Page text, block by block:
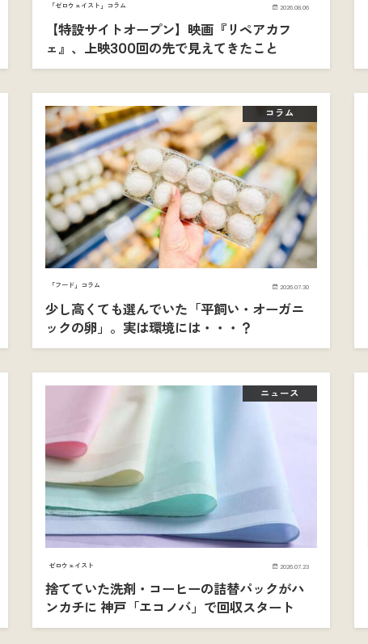
「ゼロウェイスト」コラム 2026.08.06
【特設サイトオープン】映画『リペアカフ
ェ』、上映300回の先で見えてきたこと
コラム
「フード」コラム 2026.07.30
少し高くても選んでいた「平飼い・オーガニ
ックの卵」。実は環境には・・・？
ニュース
ゼロウェイスト 2026.07.23
捨てていた洗剤・コーヒーの詰替パックがハ
ンカチに 神戸「エコノバ」で回収スタート